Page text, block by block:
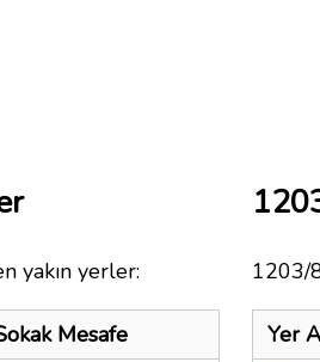
yakın yerler:
Mesafe
1203/
Yer